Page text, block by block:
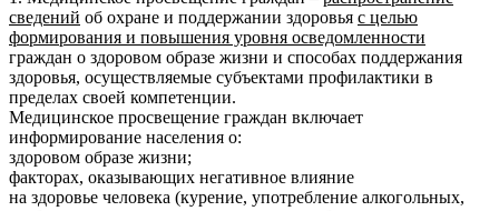
сведений об охране и поддержании здоровья с целью
формирования и повышения уровня осведомленности
граждан о здоровом образе жизни и способах поддержания
здоровья, осуществляемые субъектами профилактики в
пределах своей компетенции.
Медицинское просвещение граждан включает
информирование населения о:
здоровом образе жизни;
факторах, оказывающих негативное влияние
на здоровье человека (курение, употребление алкогольных,